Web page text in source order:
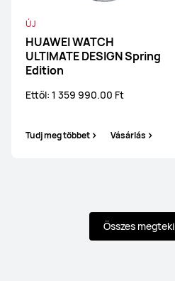
ÚJ
HUAWEI WATCH
ULTIMATE DESIGN Spring
Edition
Ettől: 1 359 990.00 Ft
Tudj meg többet Vásárlás
Összes